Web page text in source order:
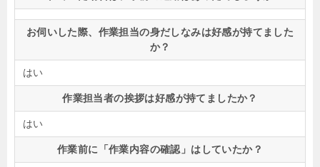
お伺いした際、作業担当の身だしなみは好感が持てました
か？
はい
作業担当者の挨拶は好感が持てましたか？
はい
作業前に「作業内容の確認」はしていたか？